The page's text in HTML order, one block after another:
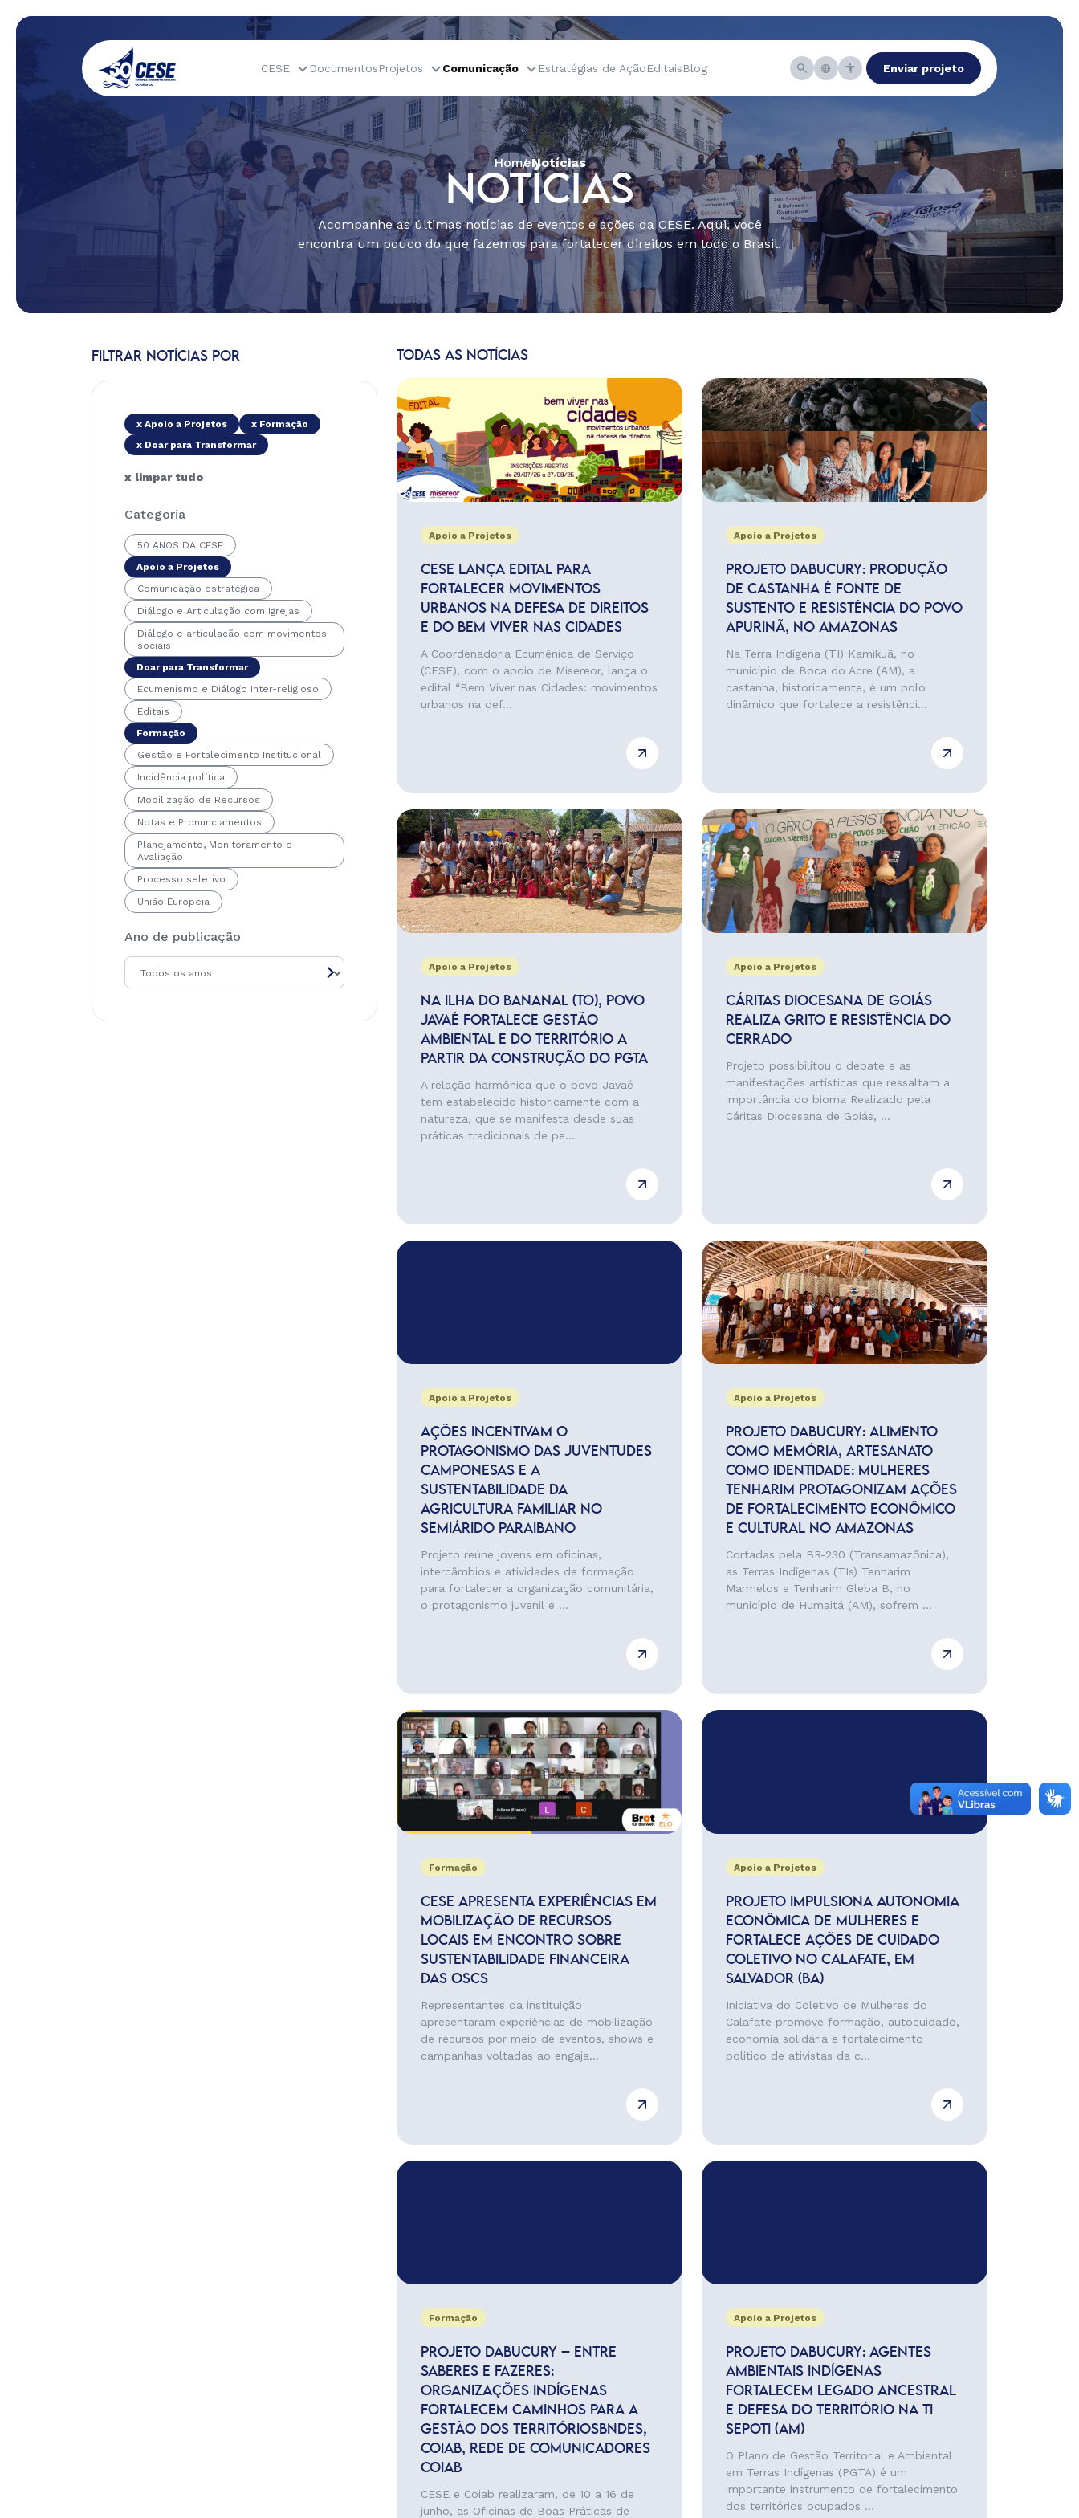
CESE DocumentosProjetos Comunicação Estratégias de AçãoEditaisBlog Enviar projeto
HomeNotícias
NOTÍCIAS
Acompanhe as últimas notícias de eventos e ações da CESE. Aqui, você
encontra um pouco do que fazemos para fortalecer direitos em todo o Brasil.
FILTRAR NOTÍCIAS POR
x Apoio a Projetos
x Formação
x Doar para Transformar
x limpar tudo
Categoria
50 ANOS DA CESE
Apoio a Projetos
Comunicação estratégica
Diálogo e Articulação com Igrejas
Diálogo e articulação com movimentos
sociais
Doar para Transformar
Ecumenismo e Diálogo Inter-religioso
Editais
Formação
Gestão e Fortalecimento Institucional
Incidência política
Mobilização de Recursos
Notas e Pronunciamentos
Planejamento, Monitoramento e
Avaliação
Processo seletivo
União Europeia
Ano de publicação
TODAS AS NOTÍCIAS
Apoio a Projetos
CESE LANÇA EDITAL PARA
FORTALECER MOVIMENTOS
URBANOS NA DEFESA DE DIREITOS
E DO BEM VIVER NAS CIDADES
A Coordenadoria Ecumênica de Serviço
(CESE), com o apoio de Misereor, lança o
edital “Bem Viver nas Cidades: movimentos
urbanos na def...
Apoio a Projetos
PROJETO DABUCURY: PRODUÇÃO
DE CASTANHA É FONTE DE
SUSTENTO E RESISTÊNCIA DO POVO
APURINÃ, NO AMAZONAS
Na Terra Indígena (TI) Kamikuã, no
município de Boca do Acre (AM), a
castanha, historicamente, é um polo
dinâmico que fortalece a resistênci...
Apoio a Projetos
NA ILHA DO BANANAL (TO), POVO
JAVAÉ FORTALECE GESTÃO
AMBIENTAL E DO TERRITÓRIO A
PARTIR DA CONSTRUÇÃO DO PGTA
A relação harmônica que o povo Javaé
tem estabelecido historicamente com a
natureza, que se manifesta desde suas
práticas tradicionais de pe...
Apoio a Projetos
CÁRITAS DIOCESANA DE GOIÁS
REALIZA GRITO E RESISTÊNCIA DO
CERRADO
Projeto possibilitou o debate e as
manifestações artísticas que ressaltam a
importância do bioma Realizado pela
Cáritas Diocesana de Goiás, ...
Apoio a Projetos
AÇÕES INCENTIVAM O
PROTAGONISMO DAS JUVENTUDES
CAMPONESAS E A
SUSTENTABILIDADE DA
AGRICULTURA FAMILIAR NO
SEMIÁRIDO PARAIBANO
Projeto reúne jovens em oficinas,
intercâmbios e atividades de formação
para fortalecer a organização comunitária,
o protagonismo juvenil e ...
Apoio a Projetos
PROJETO DABUCURY: ALIMENTO
COMO MEMÓRIA, ARTESANATO
COMO IDENTIDADE: MULHERES
TENHARIM PROTAGONIZAM AÇÕES
DE FORTALECIMENTO ECONÔMICO
E CULTURAL NO AMAZONAS
Cortadas pela BR-230 (Transamazônica),
as Terras Indígenas (TIs) Tenharim
Marmelos e Tenharim Gleba B, no
município de Humaitá (AM), sofrem ...
Formação
CESE APRESENTA EXPERIÊNCIAS EM
MOBILIZAÇÃO DE RECURSOS
LOCAIS EM ENCONTRO SOBRE
SUSTENTABILIDADE FINANCEIRA
DAS OSCS
Representantes da instituição
apresentaram experiências de mobilização
de recursos por meio de eventos, shows e
campanhas voltadas ao engaja...
Apoio a Projetos
PROJETO IMPULSIONA AUTONOMIA
ECONÔMICA DE MULHERES E
FORTALECE AÇÕES DE CUIDADO
COLETIVO NO CALAFATE, EM
SALVADOR (BA)
Iniciativa do Coletivo de Mulheres do
Calafate promove formação, autocuidado,
economia solidária e fortalecimento
político de ativistas da c...
Formação
PROJETO DABUCURY – ENTRE
SABERES E FAZERES:
ORGANIZAÇÕES INDÍGENAS
FORTALECEM CAMINHOS PARA A
GESTÃO DOS TERRITÓRIOSBNDES,
COIAB, REDE DE COMUNICADORES
COIAB
CESE e Coiab realizaram, de 10 a 16 de
junho, as Oficinas de Boas Práticas de
Apoio a Projetos
PROJETO DABUCURY: AGENTES
AMBIENTAIS INDÍGENAS
FORTALECEM LEGADO ANCESTRAL
E DEFESA DO TERRITÓRIO NA TI
SEPOTI (AM)
O Plano de Gestão Territorial e Ambiental
em Terras Indígenas (PGTA) é um
importante instrumento de fortalecimento
dos territórios ocupados ...